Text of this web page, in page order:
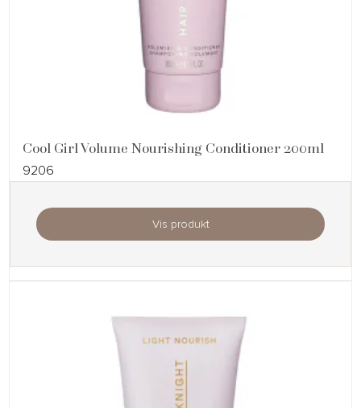
Cool Girl Volume Nourishing Conditioner 200ml
9206
Vis produkt